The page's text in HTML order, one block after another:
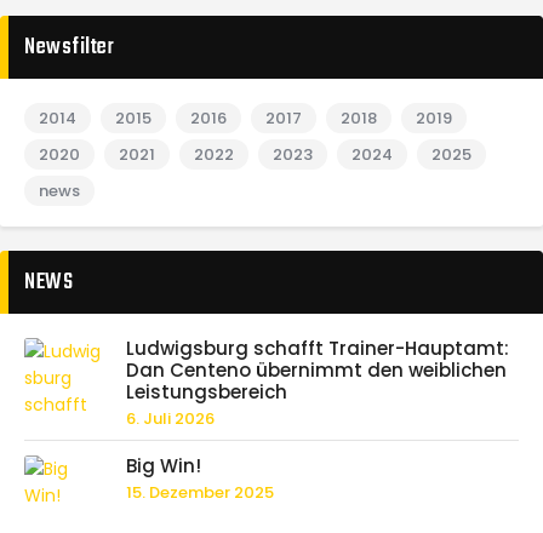
Newsfilter
2014 2015 2016 2017 2018
2019
2020
2021 2022 2023 2024
2025
news
NEWS
Ludwigsburg schafft Trainer-Hauptamt:
Dan Centeno übernimmt den weiblichen
Leistungsbereich
6. Juli 2026
Big Win!
15. Dezember 2025